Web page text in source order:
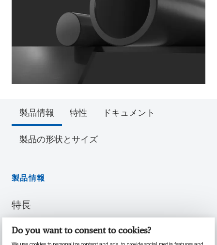
Do you want to consent to cookies?
製品情報 特性 ドキュメント
製品の形状とサイズ
製品情報
特長
マシニング加工の許容範囲が厳格な場合に適